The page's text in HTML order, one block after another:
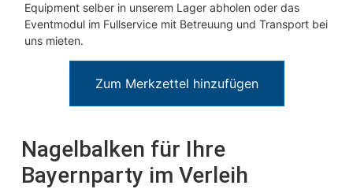
Equipment selber in unserem Lager abholen oder das
Eventmodul im Fullservice mit Betreuung und Transport bei
uns mieten.
Zum Merkzettel hinzufügen
Nagelbalken für Ihre
Bayernparty im Verleih